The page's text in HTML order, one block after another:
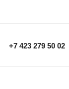
+7 423 279 50 02